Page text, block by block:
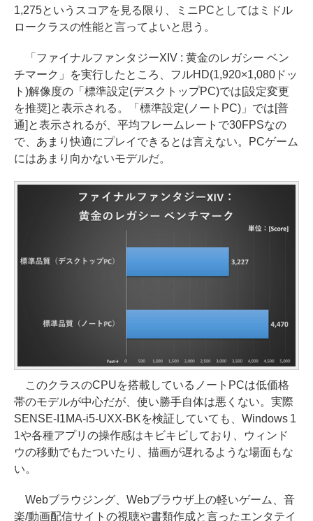
1,275というスコアを見る限り、ミニPCとしてはミドル
ロークラスの性能と言ってよいと思う。
「ファイナルファンタジーXIV : 黄金のレガシー ベン
チマーク」を実行したところ、フルHD(1,920×1,080ドッ
ト)解像度の「標準設定(デスクトップPC)では[設定変更
を推奨]と表示される。「標準設定(ノートPC)」では[普
通]と表示されるが、平均フレームレートで30FPSなの
で、あまり快適にプレイできるとは言えない。PCゲーム
にはあまり向かないモデルだ。
このクラスのCPUを搭載しているノートPCは低価格
帯のモデルが中心だが、使い勝手自体は悪くない。実際
SENSE-I1MA-i5-UXX-BKを検証していても、Windows 1
1や各種アプリの操作感はキビキビしており、ウィンド
ウの移動でもたついたり、描画が遅れるような場面もな
い。
Webブラウジング、Webブラウザ上の軽いゲーム、音
楽/動画配信サイトの視聴や書類作成と言ったエンタテイ